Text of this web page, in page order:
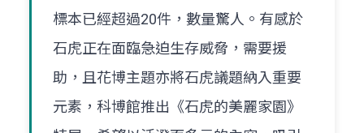
標本已經超過20件，數量驚人。有感於
石虎正在面臨急迫生存威脅，需要援
助，且花博主題亦將石虎議題納入重要
元素，科博館推出《石虎的美麗家園》